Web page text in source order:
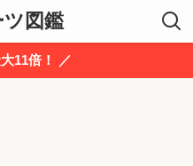
図鑑
11倍！ ／